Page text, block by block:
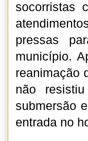
socorristas
pressas
município.
reanimação
não
submersão
entrada no